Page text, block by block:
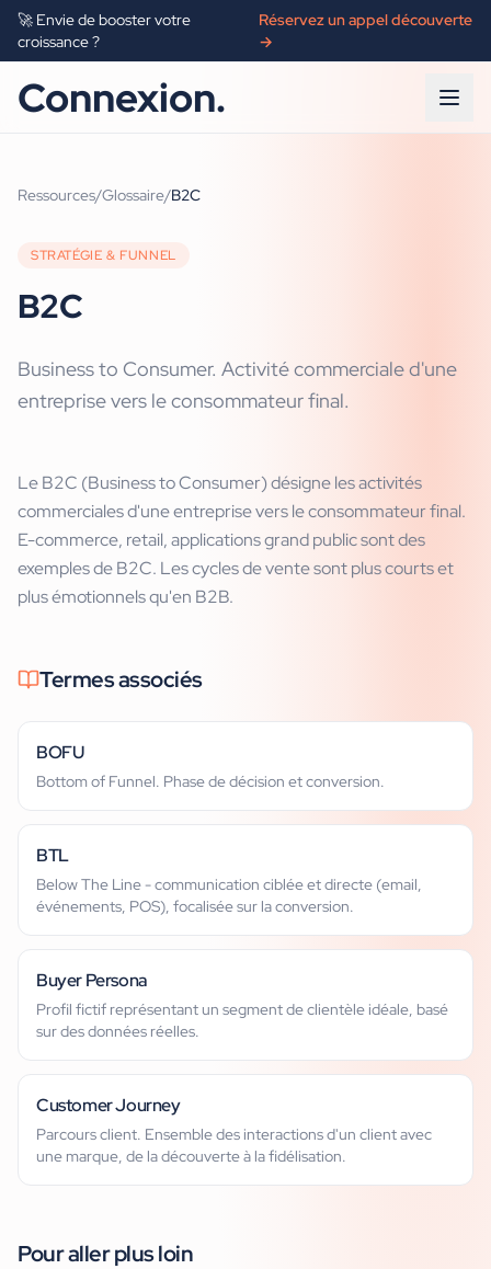
🚀 Envie de booster votre
croissance ?
Réservez un appel découverte
→
Connexion.
Ressources/Glossaire/B2C
STRATÉGIE & FUNNEL
B2C
Business to Consumer. Activité commerciale d'une
entreprise vers le consommateur final.
Le B2C (Business to Consumer) désigne les activités
commerciales d'une entreprise vers le consommateur final.
E-commerce, retail, applications grand public sont des
exemples de B2C. Les cycles de vente sont plus courts et
plus émotionnels qu'en B2B.
Termes associés
BOFU
Bottom of Funnel. Phase de décision et conversion.
BTL
Below The Line - communication ciblée et directe (email,
événements, POS), focalisée sur la conversion.
Buyer Persona
Profil fictif représentant un segment de clientèle idéale, basé
sur des données réelles.
Customer Journey
Parcours client. Ensemble des interactions d'un client avec
une marque, de la découverte à la fidélisation.
Pour aller plus loin